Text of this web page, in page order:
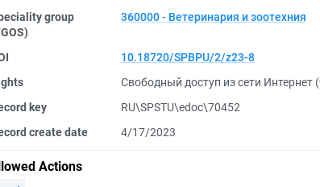
group
360000 - Ветеринария и зоотехния
10.18720/SPBPU/2/z23-8
Свободный доступ из сети Интернет
key
RU\SPSTU\edoc\70452
create date
4/17/2023
Actions